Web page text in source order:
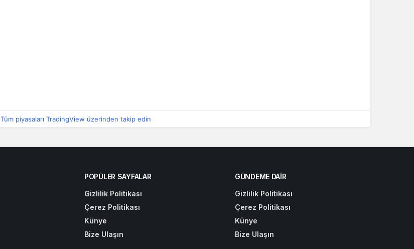
Tüm piyasaları TradingView üzerinden takip edin
POPÜLER SAYFALAR
Gizlilik Politikası
Çerez Politikası
Künye
Bize Ulaşın
GÜNDEME DAIR
Gizlilik Politikası
Çerez Politikası
Künye
Bize Ulaşın